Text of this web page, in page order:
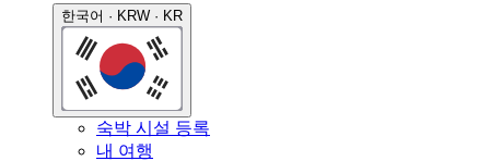
한국어 · KRW · KR
숙박 시설 등록
내 여행